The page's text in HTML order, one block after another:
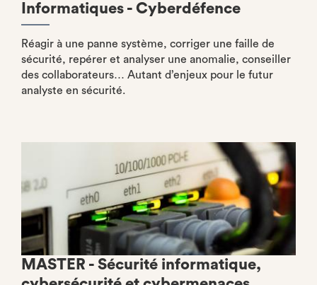
Informatiques - Cyberdéfence
Réagir à une panne système, corriger une faille de
sécurité, repérer et analyser une anomalie, conseiller
des collaborateurs… Autant d’enjeux pour le futur
analyste en sécurité.
MASTER - Sécurité informatique,